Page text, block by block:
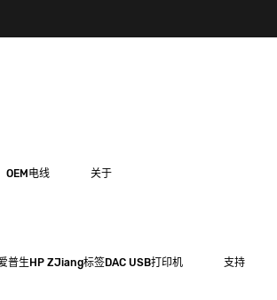
OEM电线 关于
普生HP ZJiang标签DAC USB打印机 支持